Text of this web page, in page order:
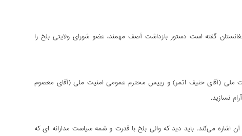
گفته است دستور بازداشت آصف مهمند، عضو شورای ولایتی بلخ را
(آقای حنیف اتمر) و رییس محترم عمومی امنیت ملی (آقای معصوم
نسازید.
می‌کند. باید دید که والی بلخ با قدرت و شمه سیاست مدارانه ای که